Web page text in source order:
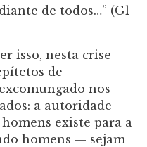
de todos…” (Gl
isso, nesta crise
de
nos
a autoridade
existe para a
homens — sejam